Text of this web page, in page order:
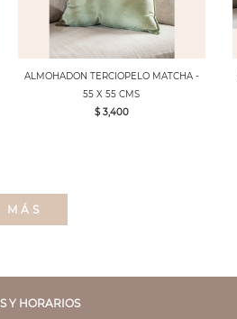
ALMOHADON TERCIOPELO MATCHA -
55 X 55 CMS
$ 3,400
MÁS
Y HORARIOS